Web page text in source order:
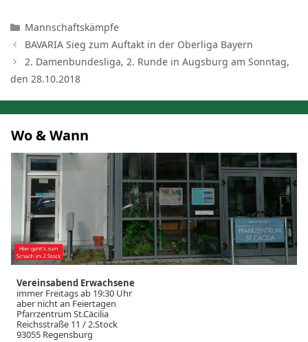
Kategorien
Mannschaftskämpfe
BAVARIA Sieg zum Auftakt in der Oberliga Bayern
2. Damenbundesliga, 2. Runde in Augsburg am Sonntag,
den 28.10.2018
Wo & Wann
Vereinsabend Erwachsene
immer Freitags ab 19:30 Uhr
aber nicht an Feiertagen
Pfarrzentrum St.Cäcilia
Reichsstraße 11 / 2.Stock
93055 Regensburg